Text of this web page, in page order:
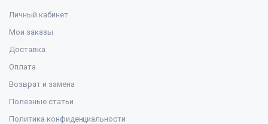
Личный кабинет
Мои заказы
Доставка
Оплата
Возврат и замена
Полезные статьи
Политика конфиденциальности